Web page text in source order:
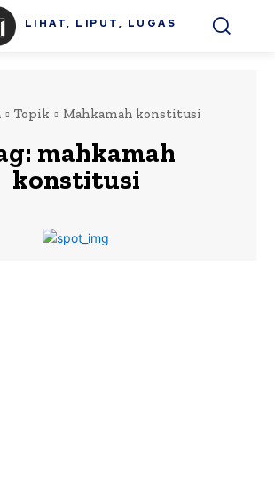
LIHAT, LIPUT, LUGAS
Topik Mahkamah konstitusi
mahkamah
konstitusi